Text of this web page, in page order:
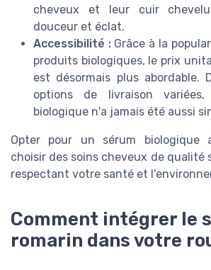
cheveux et leur cuir
douceur et éclat.
Accessibilité :Grâce à la
produits biologiques, le prix
est désormais plus abordable.
options de livraison
biologique n'a jamais été aussi
Opter pour un sérum biologique
choisir des soins cheveux de qualité
respectant votre santé et
Comment intégrer le
romarin dans votre